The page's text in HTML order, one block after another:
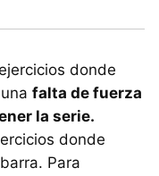
donde
falta de fuerza
la serie.
donde
Para